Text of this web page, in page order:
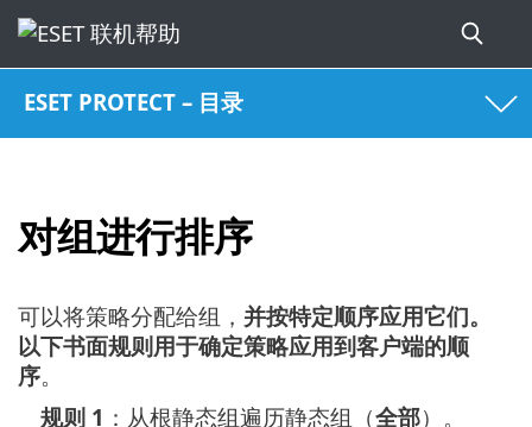
ESET PROTECT – 目录
对组进行排序
可以将策略分配给组， 并按特定顺序应用它们。
以下书面规则用于确定策略应用到客户端的顺
序。
规则 1 ：从根静态组遍历静态组（全部）。